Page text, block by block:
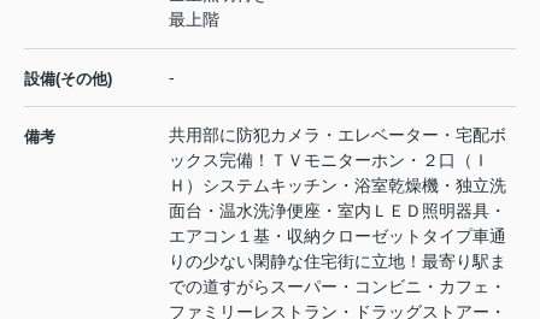
最上階
設備(その他) -
備考
共用部に防犯カメラ・エレベーター・宅配ボ
ックス完備！ＴＶモニターホン・２口（Ｉ
Ｈ）システムキッチン・浴室乾燥機・独立洗
面台・温水洗浄便座・室内ＬＥＤ照明器具・
エアコン１基・収納クローゼットタイプ車通
りの少ない閑静な住宅街に立地！最寄り駅ま
での道すがらスーパー・コンビニ・カフェ・
ファミリーレストラン・ドラッグストアー・